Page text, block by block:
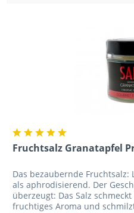
Fruchtsalz Granatapfel
Das bezaubernde Fruchtsalz:
als aphrodisierend. Der
überzeugt: Das Salz
fruchtiges Aroma und